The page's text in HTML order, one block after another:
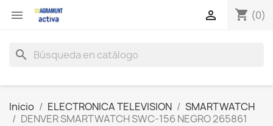
 shopping_cart (0)

search
Inicio ELECTRONICA TELEVISION
SMARTWATCH
DENVER SMARTWATCH SWC-156 NEGRO 265861